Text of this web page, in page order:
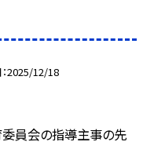
2025/12/18
員会の指導主事の先